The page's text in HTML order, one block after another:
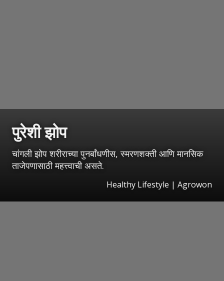
पुरेशी झोप
चांगली झोप शरीराच्या पुनर्बांधणीस, स्मरणशक्ती आणि मानसिक
ताजेपणासाठी महत्त्वाची असते.
Healthy Lifestyle | Agrowon